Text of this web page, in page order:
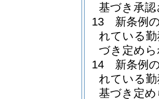
基づき承
13
新条例
れている勤
づき定め
14
新条例
れている勤
基づき定